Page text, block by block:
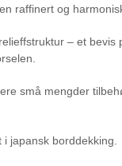
raffinert og
– et bevis
små mengder
japansk borddekking.